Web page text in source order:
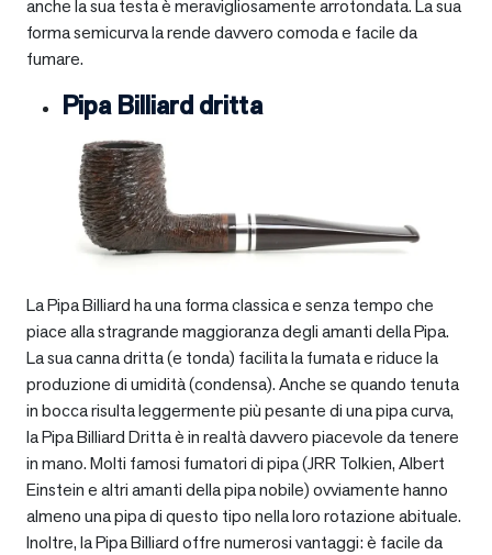
anche la sua testa è meravigliosamente arrotondata. La sua
forma semicurva la rende davvero comoda e facile da
fumare.
Pipa Billiard dritta
La Pipa Billiard ha una forma classica e senza tempo che
piace alla stragrande maggioranza degli amanti della Pipa.
La sua canna dritta (e tonda) facilita la fumata e riduce la
produzione di umidità (condensa). Anche se quando tenuta
in bocca risulta leggermente più pesante di una pipa curva,
la Pipa Billiard Dritta è in realtà davvero piacevole da tenere
in mano. Molti famosi fumatori di pipa (JRR Tolkien, Albert
Einstein e altri amanti della pipa nobile) ovviamente hanno
almeno una pipa di questo tipo nella loro rotazione abituale.
Inoltre, la Pipa Billiard offre numerosi vantaggi: è facile da